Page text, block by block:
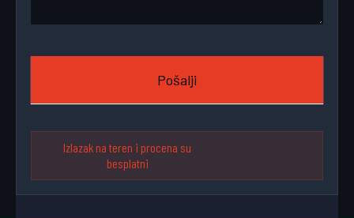
Pošalji
Izlazak na teren i procena su
besplatni